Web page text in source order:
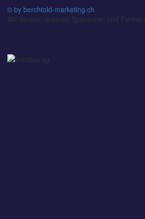
© by berchtold-marketing.ch
Wir danken unseren Sponsoren und Partnern: